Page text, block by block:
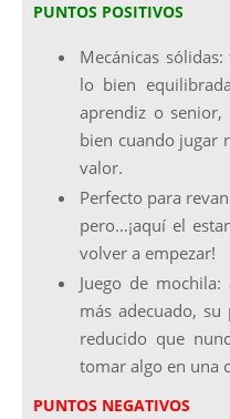
PUNTOS POSITIVOS
Mecánicas
lo bien
aprendiz o
bien cuando jugar
valor.
Perfecto para
pero…¡aquí el
volver a empezar!
Juego de
más adecuado,
reducido que
tomar algo en una
PUNTOS NEGATIVOS